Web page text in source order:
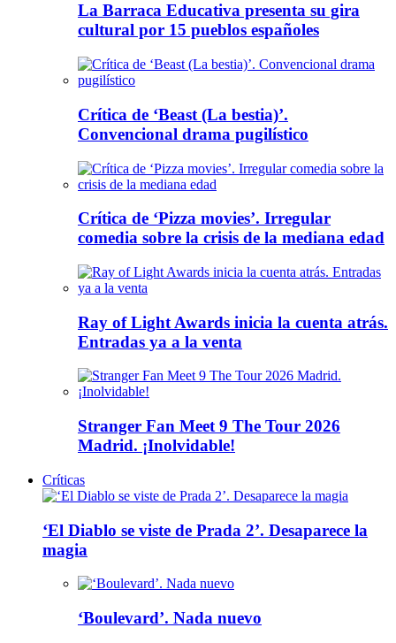
La Barraca Educativa presenta su gira
cultural por 15 pueblos españoles
Crítica de ‘Beast (La bestia)’.
Convencional drama pugilístico
Crítica de ‘Pizza movies’. Irregular
comedia sobre la crisis de la mediana edad
Ray of Light Awards inicia la cuenta atrás.
Entradas ya a la venta
Stranger Fan Meet 9 The Tour 2026
Madrid. ¡Inolvidable!
Críticas
‘El Diablo se viste de Prada 2’. Desaparece la
magia
‘Boulevard’. Nada nuevo